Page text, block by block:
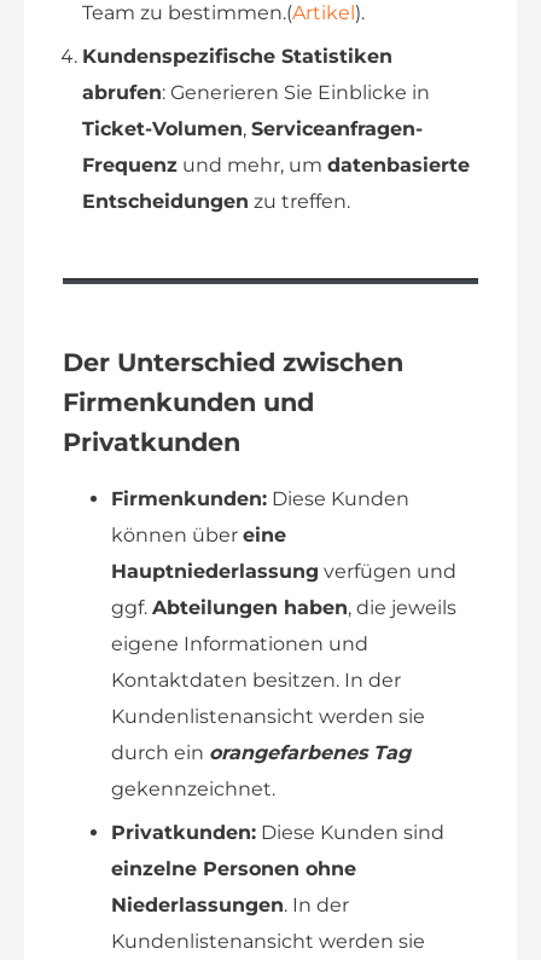
Team zu bestimmen.(Artikel).
Kundenspezifische Statistiken
abrufen: Generieren Sie Einblicke in
Ticket-Volumen, Serviceanfragen-
Frequenz und mehr, um datenbasierte
Entscheidungen zu treffen.
Der Unterschied zwischen
Firmenkunden und
Privatkunden
Firmenkunden: Diese Kunden
können über eine
Hauptniederlassung verfügen und
ggf. Abteilungen haben, die jeweils
eigene Informationen und
Kontaktdaten besitzen. In der
Kundenlistenansicht werden sie
durch ein orangefarbenes Tag
gekennzeichnet.
Privatkunden: Diese Kunden sind
einzelne Personen ohne
Niederlassungen. In der
Kundenlistenansicht werden sie